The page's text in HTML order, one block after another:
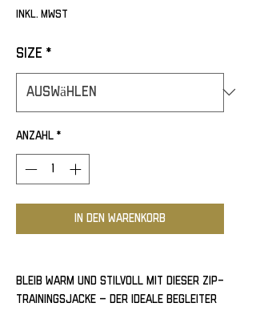
inkl. MwSt
Size *
Anzahl *
In den Warenkorb
Bleib warm und stilvoll mit dieser Zip-
Trainingsjacke – der ideale Begleiter